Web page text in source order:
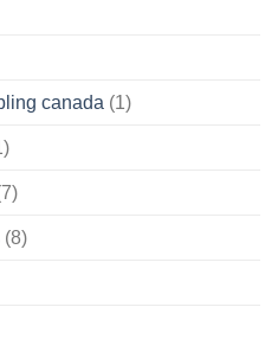
canada (1)
(8)